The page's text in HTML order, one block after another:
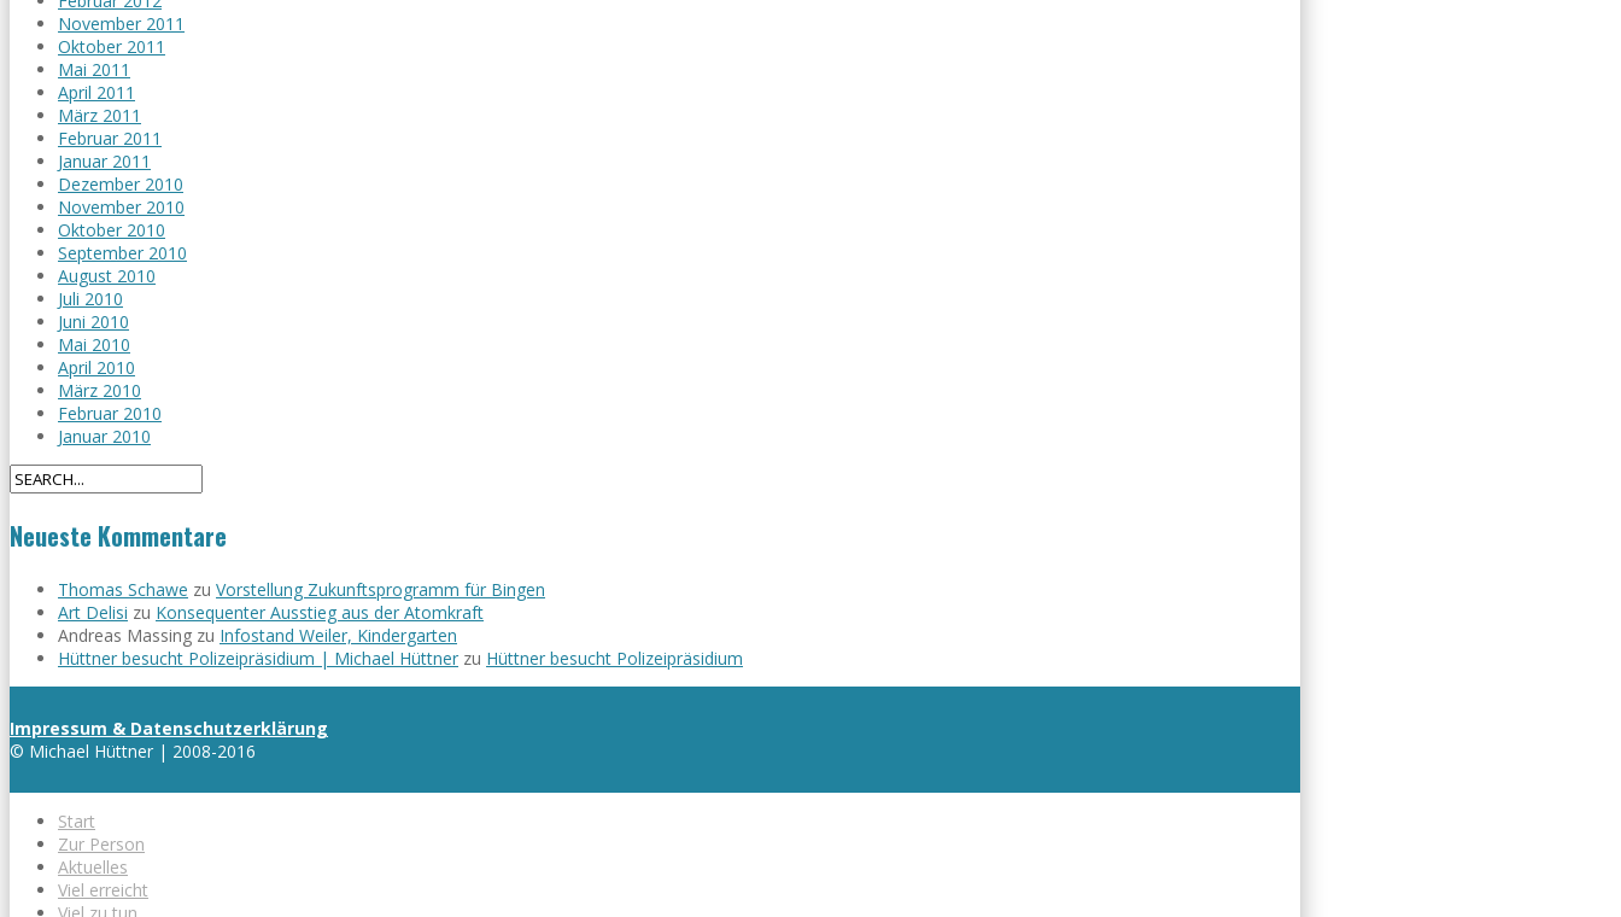
November 2011
Oktober 2011
Mai 2011
April 2011
März 2011
Februar 2011
Januar 2011
Dezember 2010
November 2010
Oktober 2010
September 2010
August 2010
Juli 2010
Juni 2010
Mai 2010
April 2010
März 2010
Februar 2010
Januar 2010
Neueste Kommentare
Thomas Schawe zu Vorstellung Zukunftsprogramm für Bingen
Art Delisi zu Konsequenter Ausstieg aus der Atomkraft
Andreas Massing zu Infostand Weiler, Kindergarten
Hüttner besucht Polizeipräsidium | Michael Hüttner zu Hüttner besucht Polizeipräsidium
Impressum & Datenschutzerklärung
© Michael Hüttner | 2008-2016
Start
Zur Person
Aktuelles
Viel erreicht